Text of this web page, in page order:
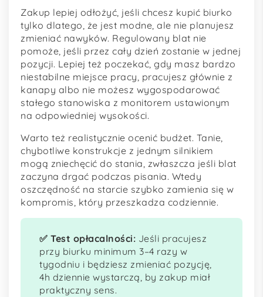
Zakup lepiej odłożyć, jeśli chcesz kupić biurko
tylko dlatego, że jest modne, ale nie planujesz
zmieniać nawyków. Regulowany blat nie
pomoże, jeśli przez cały dzień zostanie w jednej
pozycji. Lepiej też poczekać, gdy masz bardzo
niestabilne miejsce pracy, pracujesz głównie z
kanapy albo nie możesz wygospodarować
stałego stanowiska z monitorem ustawionym
na odpowiedniej wysokości.
Warto też realistycznie ocenić budżet. Tanie,
chybotliwe konstrukcje z jednym silnikiem
mogą zniechęcić do stania, zwłaszcza jeśli blat
zaczyna drgać podczas pisania. Wtedy
oszczędność na starcie szybko zamienia się w
kompromis, który przeszkadza codziennie.
✅ Test opłacalności: Jeśli pracujesz
przy biurku minimum 3–4 razy w
tygodniu i będziesz zmieniać pozycję,
4h dziennie wystarczą, by zakup miał
praktyczny sens.